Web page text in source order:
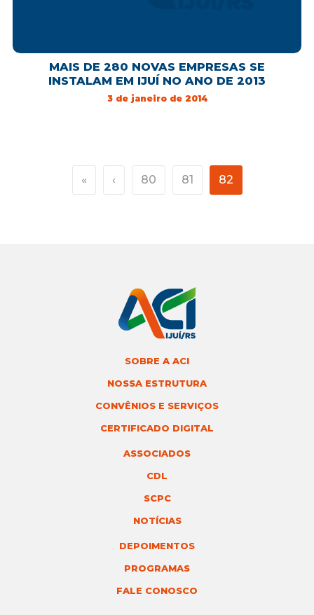
MAIS DE 280 NOVAS EMPRESAS SE
INSTALAM EM IJUÍ NO ANO DE 2013
3 de janeiro de 2014
« ‹ 80 81 82
SOBRE A ACI
NOSSA ESTRUTURA
CONVÊNIOS E SERVIÇOS
CERTIFICADO DIGITAL
ASSOCIADOS
CDL
SCPC
NOTÍCIAS
DEPOIMENTOS
PROGRAMAS
FALE CONOSCO